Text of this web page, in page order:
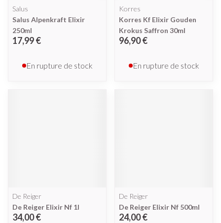
Salus
Salus Alpenkraft Elixir
250ml
17,99 €
En rupture de stock
Korres
Korres Kf Elixir Gouden
Krokus Saffron 30ml
96,90 €
En rupture de stock
De Reiger
De Reiger Elixir Nf 1l
34,00 €
De Reiger
De Reiger Elixir Nf 500ml
24,00 €